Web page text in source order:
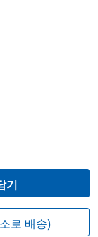
기
로 배송)